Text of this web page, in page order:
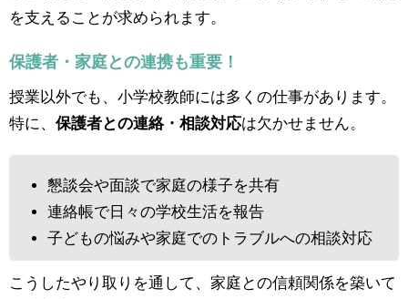
を支えることが求められます。
保護者・家庭との連携も重要！
授業以外でも、小学校教師には多くの仕事があります。
特に、 保護者との連絡・相談対応は欠かせません。
懇談会や面談で家庭の様子を共有
連絡帳で日々の学校生活を報告
子どもの悩みや家庭でのトラブルへの相談対応
こうしたやり取りを通して、家庭との信頼関係を築いて